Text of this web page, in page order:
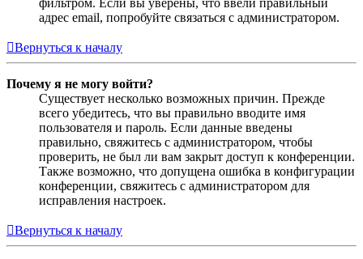
фильтром. Если вы уверены, что ввели правильный
адрес email, попробуйте связаться с администратором.
Вернуться к началу
Почему я не могу войти?
Существует несколько возможных причин. Прежде
всего убедитесь, что вы правильно вводите имя
пользователя и пароль. Если данные введены
правильно, свяжитесь с администратором, чтобы
проверить, не был ли вам закрыт доступ к конференции.
Также возможно, что допущена ошибка в конфигурации
конференции, свяжитесь с администратором для
исправления настроек.
Вернуться к началу